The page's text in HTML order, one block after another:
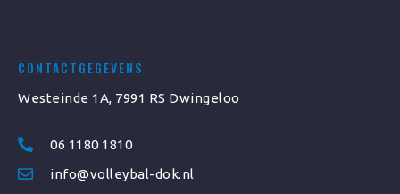
CONTACTGEGEVENS
Westeinde 1A, 7991 RS Dwingeloo
06 1180 1810
info@volleybal-dok.nl